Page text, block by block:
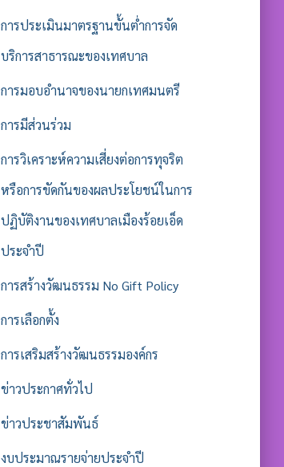
การประเมินมาตรฐานขั้นต่ำการจัด
บริการสาธารณะของเทศบาล
การมอบอำนาจของนายกเทศมนตรี
การมีส่วนร่วม
การวิเคราะห์ความเสี่ยงต่อการทุจริต
หรือการขัดกันของผลประโยชน์ในการ
ปฏิบัติงานของเทศบาลเมืองร้อยเอ็ด
ประจำปี
การสร้างวัฒนธรรม No Gift Policy
การเลือกตั้ง
การเสริมสร้างวัฒนธรรมองค์กร
ข่าวประกาศทั่วไป
ข่าวประชาสัมพันธ์
งบประมาณรายจ่ายประจำปี